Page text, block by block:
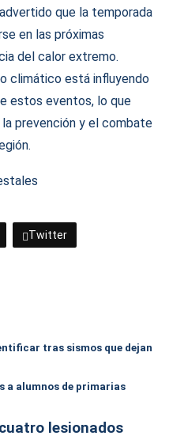
que la temporada
en las próximas
del calor extremo.
climático está influyendo
estos eventos, lo que
prevención y el combate
Twitter
tras sismos que dejan
a alumnos de primarias
lesionados